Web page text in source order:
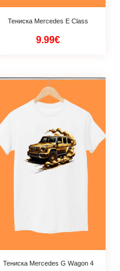
Тениска Mercedes E Class
9.99€
Тениска Mercedes G Wagon 4